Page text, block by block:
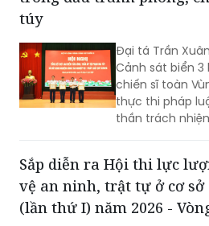
túy
Đại tá Trần
Cảnh sát biển
chiến sĩ toàn
thực thi pháp
thần trách
xuất sắc nhiệm
Sắp diễn ra Hội thi lực
vệ an ninh, trật tự ở cơ
(lần thứ I) năm 2026 -